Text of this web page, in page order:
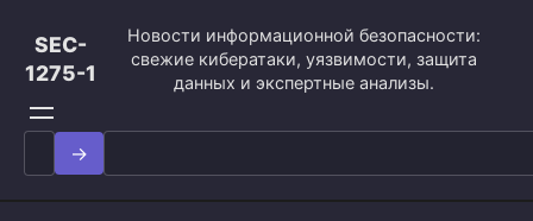
контенту
SEC-
1275-1
Новости информационной безопасности:
свежие кибератаки, уязвимости, защита
данных и экспертные анализы.
Search
for: